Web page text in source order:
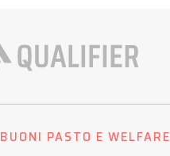
BUONI PASTO E WELFARE